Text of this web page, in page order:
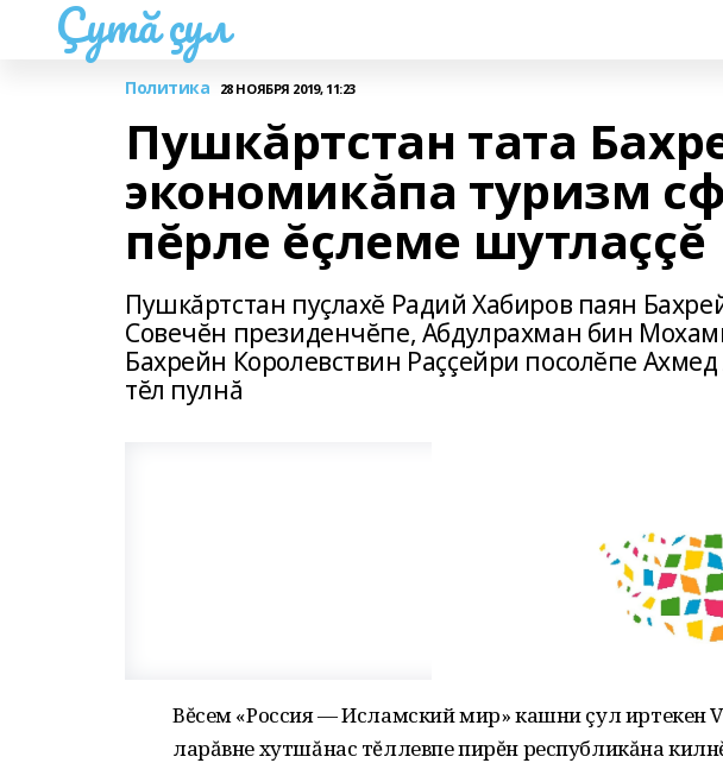
Çутă çул
Политика 28 НОЯБРЯ 2019, 11:23
Пушкăртстан тата
экономикăпа туризм
пĕрле ĕçлеме шутлаççĕ
Пушкăртстан пуçлахĕ Радий Хабиров паян
Совечĕн президенчĕпе, Абдулрахман бин
Бахрейн Королевствин Раççейри посолĕпе
тĕл пулнă
Вĕсем «Россия — Исламский мир» кашни çул иртекен
ларăвне хутшăнас тĕллевпе пирĕн республикăна